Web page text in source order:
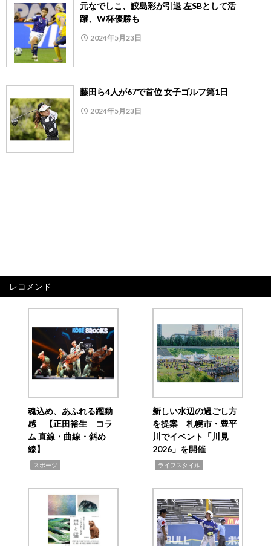
元なでしこ、鮫島彩が引退 左SBとして活
躍、W杯優勝も
2024年5月23日
藤田ら4人が67で首位 女子ゴルフ第1日
2024年5月23日
レコメンド
魂込め、あふれる躍動
感 【正田裕生 コラ
ム 直線・曲線・斜め
線】
スポーツ
新しい水辺の過ごし方
を提案 札幌市・豊平
川でイベント「川見
2026」を開催
ライフスタイル